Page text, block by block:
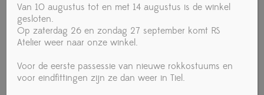
Noten
TECHNISCHE MATERIALEN
Voedingsmiddelen
Van 10 augustus tot en met 14 augustus is de winkel
gesloten.
Op zaterdag 26 en zondag 27 september komt RS
Atelier weer naar onze winkel.
Voor de eerste passessie van nieuwe rokkostuums en
voor eindfittingen zijn ze dan weer in Tiel.